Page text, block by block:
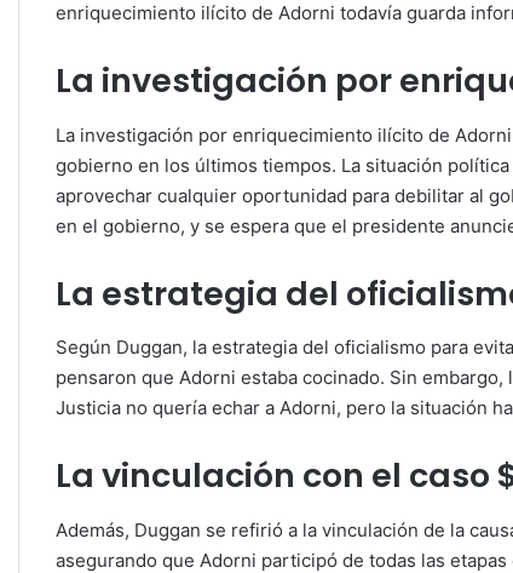
enriquecimiento ilícito de Adorni todavía guarda
La investigación por
La investigación por enriquecimiento ilícito de
gobierno en los últimos tiempos. La situación
aprovechar cualquier oportunidad para debilitar al
en el gobierno, y se espera que el presidente
La estrategia del
Según Duggan, la estrategia del oficialismo para
pensaron que Adorni estaba cocinado. Sin
Justicia no quería echar a Adorni, pero la situación
La vinculación con el caso
Además, Duggan se refirió a la vinculación de la
asegurando que Adorni participó de todas las